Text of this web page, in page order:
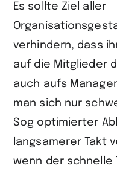
Es sollte Ziel aller
verhindern, dass
auf die Mitglieder
auch aufs
man sich nur
Sog optimierter
langsamerer Takt
wenn der schnelle